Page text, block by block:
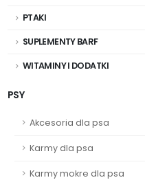
PTAKI
SUPLEMENTY BARF
WITAMINY I DODATKI
PSY
Akcesoria dla psa
Karmy dla psa
Karmy mokre dla psa